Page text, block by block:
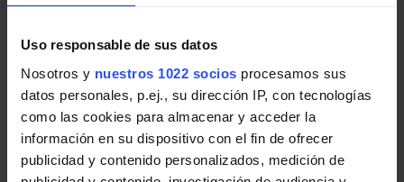
Uso responsable de sus datos
Nosotros y nuestros 1022 socios procesamos sus
datos personales, p.ej., su dirección IP, con tecnologías
como las cookies para almacenar y acceder la
información en su dispositivo con el fin de ofrecer
publicidad y contenido personalizados, medición de
Horario de vuelta
Tabla de horarios y frecuencias en sentido
vuelta de la línea L-1 de Autobuses Urbanos
de municipios de la Comunidad de Madrid: